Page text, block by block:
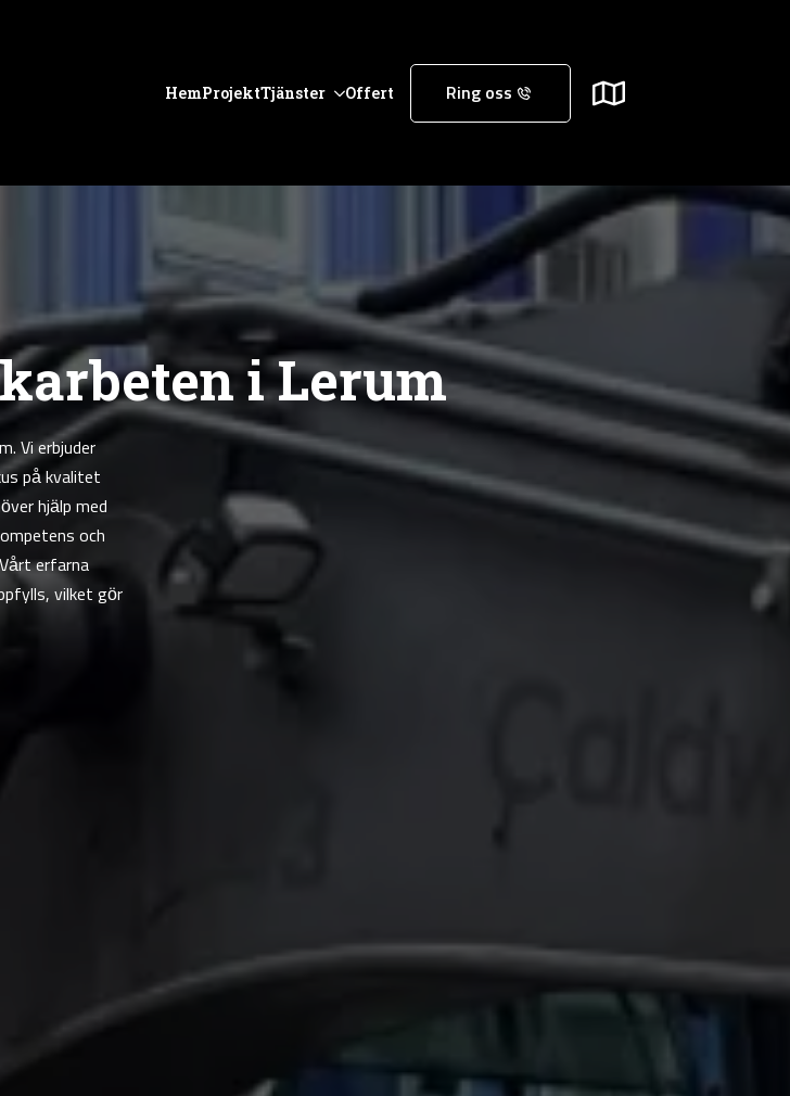
HemProjektTjänster Offert Ring oss
i Lerum
Vi erbjuder
på kvalitet
hjälp med
och
erfarna
vilket gör